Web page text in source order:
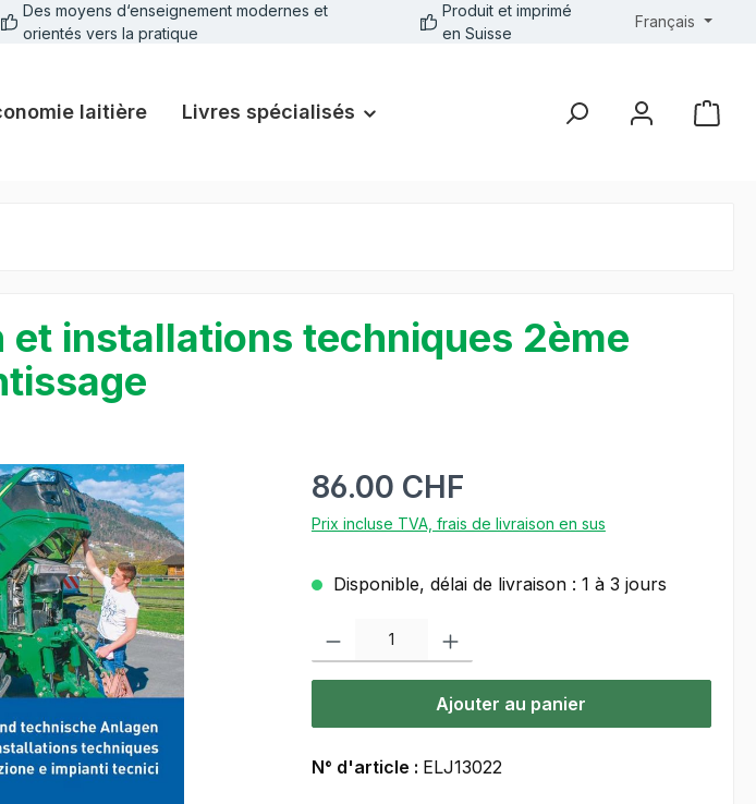
Des moyens d‘enseignement modernes et
orientés vers la pratique
Produit et imprimé
en Suisse
Français
laitière Livres spécialisés
et installations techniques 2ème
86.00 CHF
Prix incluse TVA, frais de livraison en sus
Disponible, délai de livraison : 1 à 3 jours
Ajouter au panier
N° d'article : ELJ13022